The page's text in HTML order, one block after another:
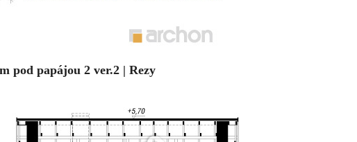
pod papájou 2 ver.2 | Rezy